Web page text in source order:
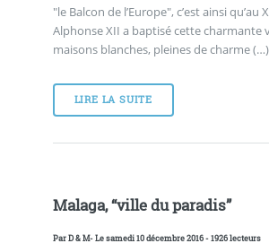
"le Balcon de l’Europe", c’est ainsi qu’au
Alphonse XII a baptisé cette charmante
maisons blanches, pleines de charme (…)
LIRE LA SUITE
Malaga, “ville du paradis”
ParD & M- Le samedi 10 décembre 2016 - 1926 lecteurs